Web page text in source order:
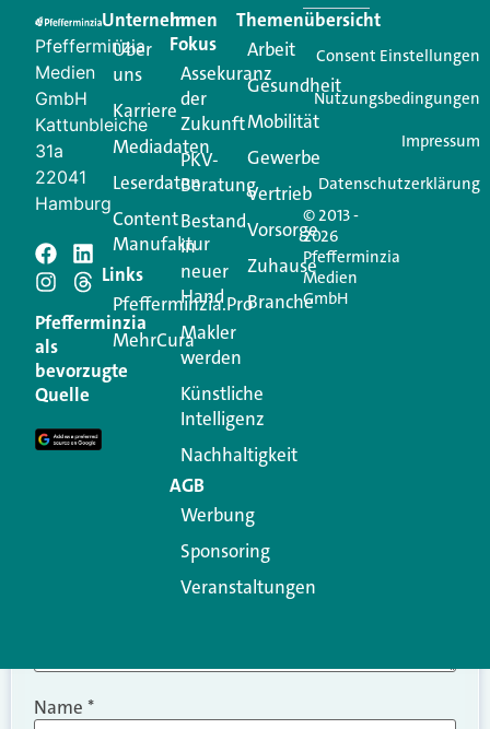
Creator für Ihre Kundenkommunikation. Alles, was
Ihren Vertriebsalltag leichter macht. Mit nur einem
Login.
Jetzt anmelden
Schreiben Sie einen
Kommentar
Ihre E-Mail-Adresse wird nicht veröffentlicht.
Erforderliche Felder sind mit
Kommentar
Name *
Pfefferminzia
Medien
GmbH
Kattunbleiche
31a
22041
Hamburg
Pfefferminzia
als
bevorzugte
Quelle
Unternehmen
Über
uns
Karriere
Mediadaten
Leserdaten
Content
Manufaktur
Links
Pfefferminzia.Pro
MehrCura
Im
Fokus
Assekuranz
der
Zukunft
PKV-
Beratung
Bestand
in
neuer
Hand
Makler
werden
Künstliche
Intelligenz
Nachhaltigkeit
AGB
Werbung
Sponsoring
Veranstaltungen
Themenübersicht
Arbeit
Gesundheit
Mobilität
Gewerbe
Vertrieb
Vorsorge
Zuhause
Branche
© 2013 -
2026
Pfefferminzia
Medien
GmbH
Consent Einstellungen
Nutzungsbedingungen
Impressum
Datenschutzerklärung